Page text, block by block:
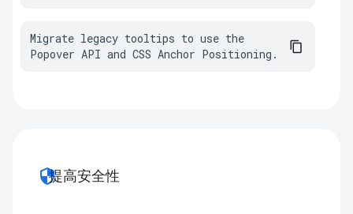
Migrate legacy tooltips to use the
Popover API and CSS Anchor Positioning.
security提高安全性